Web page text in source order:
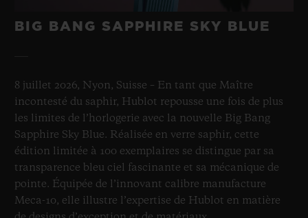
BIG BANG SAPPHIRE SKY BLUE
8 juillet 2026, Nyon, Suisse – En tant que Maître
incontesté du saphir, Hublot repousse une fois de plus
les limites de l’horlogerie avec la nouvelle Big Bang
Sapphire Sky Blue. Réalisée en verre saphir, cette
édition limitée à 100 exemplaires se distingue par sa
transparence bleu ciel fascinante et sa mécanique de
pointe. Équipée de l’innovant calibre manufacture
Meca-10, elle illustre l’expertise de Hublot en matière